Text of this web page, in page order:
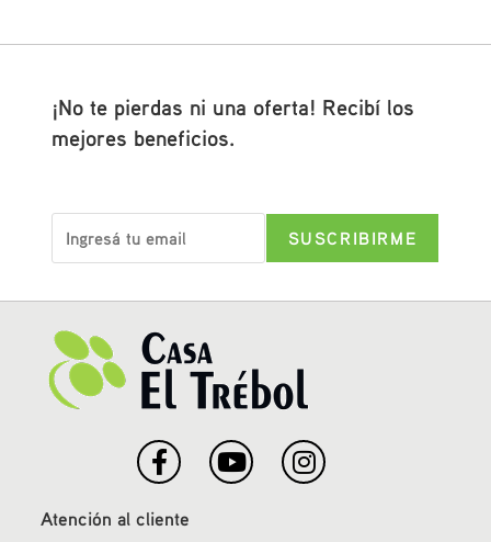
¡No te pierdas ni una oferta! Recibí los
mejores beneficios.
Atención al cliente